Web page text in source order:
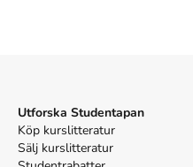
Utforska Studentapan
Köp kurslitteratur
Sälj kurslitteratur